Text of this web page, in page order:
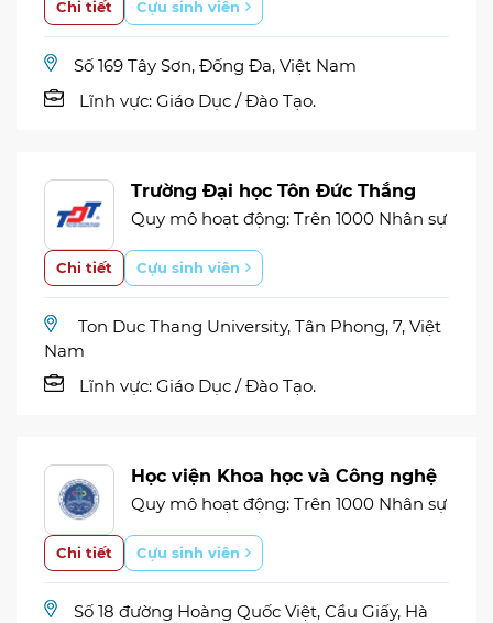
Chi tiết Cựu sinh viên
Số 169 Tây Sơn, Đống Đa, Việt Nam
Lĩnh vực: Giáo Dục / Đào Tạo.
Trường Đại học Tôn Đức Thắng
Quy mô hoạt động: Trên 1000 Nhân sự
Chi tiết Cựu sinh viên
Ton Duc Thang University, Tân Phong, 7, Việt
Nam
Lĩnh vực: Giáo Dục / Đào Tạo.
Học viện Khoa học và Công nghệ
Quy mô hoạt động: Trên 1000 Nhân sự
Chi tiết Cựu sinh viên
Số 18 đường Hoàng Quốc Việt, Cầu Giấy, Hà